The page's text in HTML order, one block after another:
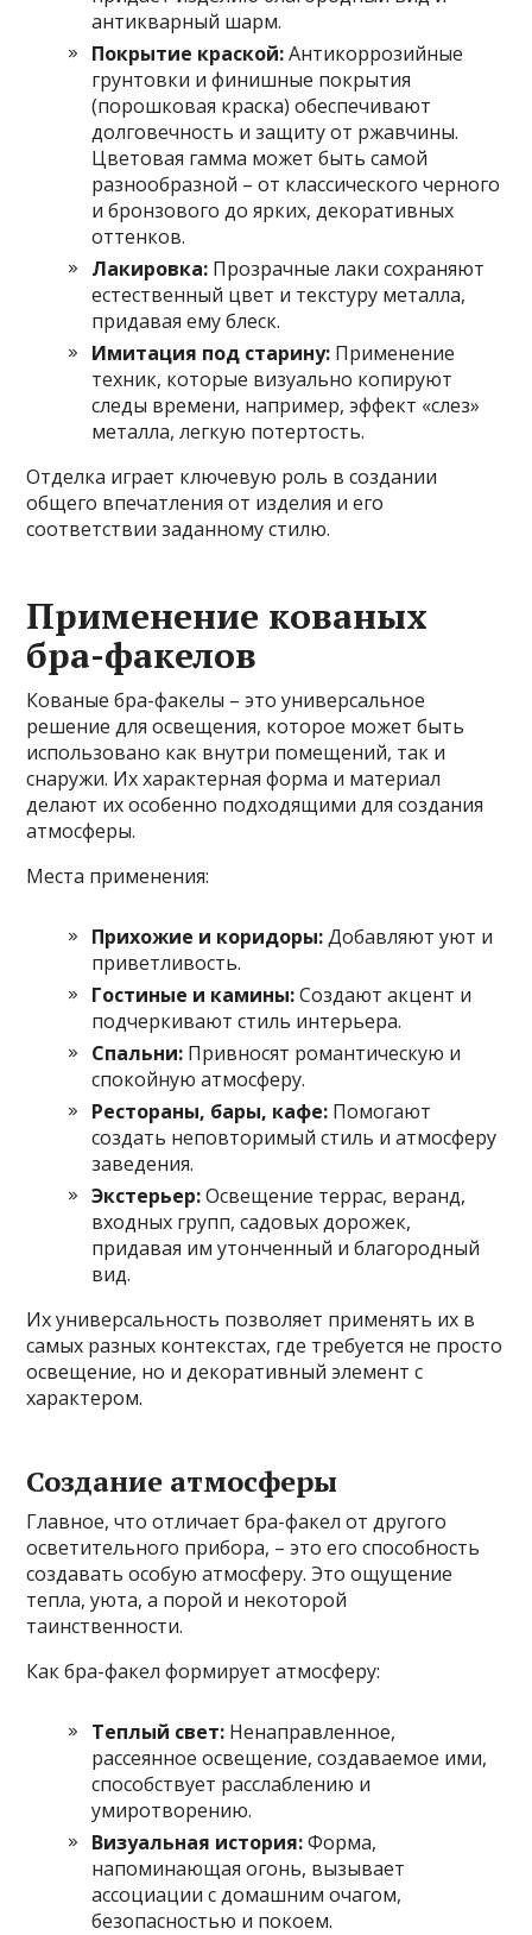
антикварный шарм.
Покрытие краской:Антикоррозийные
грунтовки и финишные покрытия
(порошковая краска) обеспечивают
долговечность и защиту от ржавчины.
Цветовая гамма может быть самой
разнообразной – от классического черного
и бронзового до ярких, декоративных
оттенков.
Лакировка: Прозрачные лаки сохраняют
естественный цвет и текстуру металла,
придавая ему блеск.
Имитация под старину: Применение
техник, которые визуально копируют
следы времени, например, эффект «слез»
металла, легкую потертость.
Отделка играет ключевую роль в создании
общего впечатления от изделия и его
соответствии заданному стилю.
Применение кованых
бра-факелов
Кованые бра-факелы – это универсальное
решение для освещения, которое может быть
использовано как внутри помещений, так и
снаружи. Их характерная форма и материал
делают их особенно подходящими для создания
атмосферы.
Места применения:
Прихожие и коридоры:Добавляют уют и
приветливость.
Гостиные и камины:Создают акцент и
подчеркивают стиль интерьера.
Спальни: Привносят романтическую и
спокойную атмосферу.
Рестораны, бары, кафе: Помогают
создать неповторимый стиль и атмосферу
заведения.
Экстерьер:Освещение террас, веранд,
входных групп, садовых дорожек,
придавая им утонченный и благородный
вид.
Их универсальность позволяет применять их в
самых разных контекстах, где требуется не просто
освещение, но и декоративный элемент с
характером.
Создание атмосферы
Главное, что отличает бра-факел от другого
осветительного прибора, – это его способность
создавать особую атмосферу. Это ощущение
тепла, уюта, а порой и некоторой
таинственности.
Как бра-факел формирует атмосферу:
Теплый свет: Ненаправленное,
рассеянное освещение, создаваемое ими,
способствует расслаблению и
умиротворению.
Визуальная история:Форма,
напоминающая огонь, вызывает
ассоциации с домашним очагом,
безопасностью и покоем.